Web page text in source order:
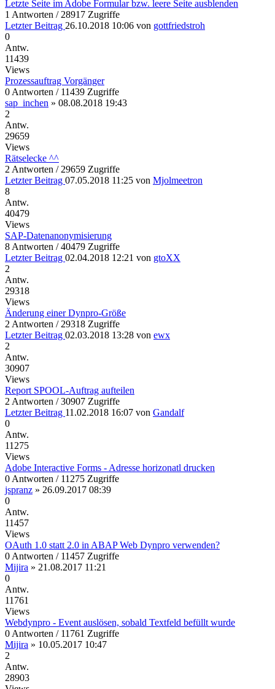
Letzte Seite im Adobe Formular bzw. leere Seite ausblenden
1 Antworten / 28917 Zugriffe
Letzter Beitrag 26.10.2018 10:06 von gottfriedstroh
0
Antw.
11439
Views
Prozessauftrag Vorgänger
0 Antworten / 11439 Zugriffe
sap_inchen » 08.08.2018 19:43
2
Antw.
29659
Views
Rätselecke ^^
2 Antworten / 29659 Zugriffe
Letzter Beitrag 07.05.2018 11:25 von Mjolmeetron
8
Antw.
40479
Views
SAP-Datenanonymisierung
8 Antworten / 40479 Zugriffe
Letzter Beitrag 02.04.2018 12:21 von gtoXX
2
Antw.
29318
Views
Änderung einer Dynpro-Größe
2 Antworten / 29318 Zugriffe
Letzter Beitrag 02.03.2018 13:28 von ewx
2
Antw.
30907
Views
Report SPOOL-Auftrag aufteilen
2 Antworten / 30907 Zugriffe
Letzter Beitrag 11.02.2018 16:07 von Gandalf
0
Antw.
11275
Views
Adobe Interactive Forms - Adresse horizonatl drucken
0 Antworten / 11275 Zugriffe
jspranz » 26.09.2017 08:39
0
Antw.
11457
Views
OAuth 1.0 statt 2.0 in ABAP Web Dynpro verwenden?
0 Antworten / 11457 Zugriffe
Mijira » 21.08.2017 11:21
0
Antw.
11761
Views
Webdynpro - Event auslösen, sobald Textfeld befüllt wurde
0 Antworten / 11761 Zugriffe
Mijira » 10.05.2017 10:47
2
Antw.
28903